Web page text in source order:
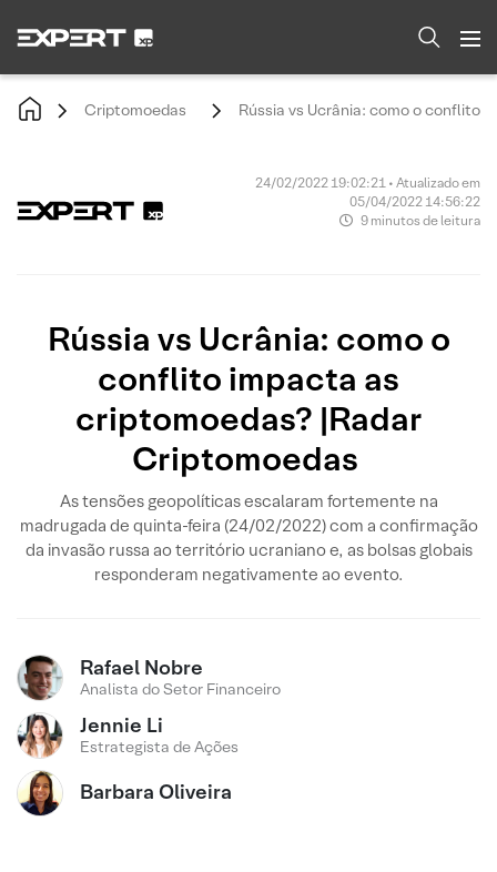
Criptomoedas Rússia vs Ucrânia: como o conflito
24/02/2022 19:02:21 • Atualizado em
05/04/2022 14:56:22
9 minutos de leitura
Rússia vs Ucrânia: como o
conflito impacta as
criptomoedas? |Radar
Criptomoedas
As tensões geopolíticas escalaram fortemente na
madrugada de quinta-feira (24/02/2022) com a confirmação
da invasão russa ao território ucraniano e, as bolsas globais
responderam negativamente ao evento.
Rafael Nobre
Analista do Setor Financeiro
Jennie Li
Estrategista de Ações
Barbara Oliveira